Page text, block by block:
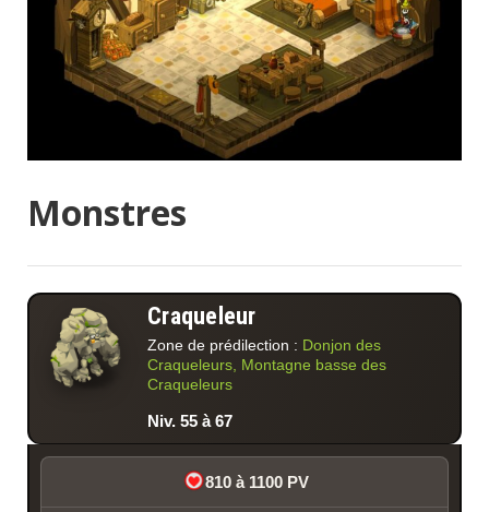
Monstres
Craqueleur
Zone de prédilection : Donjon des
Craqueleurs, Montagne basse des
Craqueleurs
Niv. 55 à 67
810 à 1100 PV